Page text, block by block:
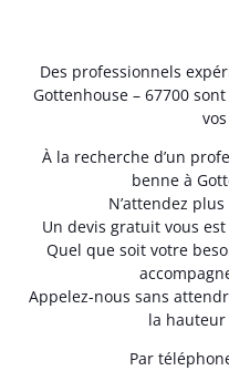
Des professionnels
Gottenhouse – 67700
À la recherche d’un
benne à
N’attendez
Un devis gratuit vous
Quel que soit votre
Appelez-nous sans
la hauteur
Par